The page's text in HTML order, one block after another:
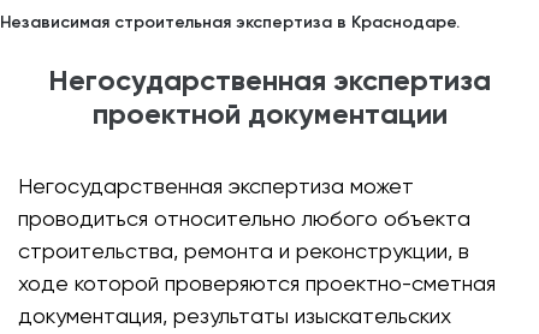
Независимая строительная экспертиза в Краснодаре.
Негосударственная экспертиза
проектной документации
Негосударственная экспертиза может
проводиться относительно любого объекта
строительства, ремонта и реконструкции, в
ходе которой проверяются проектно-сметная
документация, результаты изыскательских